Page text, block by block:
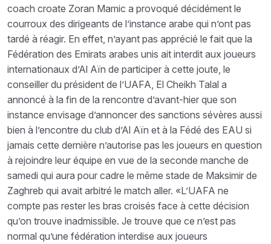
coach croate Zoran Mamic a provoqué décidément le
courroux des dirigeants de l’instance arabe qui n’ont pas
tardé à réagir. En effet, n’ayant pas apprécié le fait que la
Fédération des Emirats arabes unis ait interdit aux joueurs
internationaux d’Al Aïn de participer à cette joute, le
conseiller du président de l’UAFA, El Cheikh Talal a
annoncé à la fin de la rencontre d’avant-hier que son
instance envisage d’annoncer des sanctions sévères aussi
bien à l’encontre du club d’Al Aïn et à la Fédé des EAU si
jamais cette dernière n’autorise pas les joueurs en question
à rejoindre leur équipe en vue de la seconde manche de
samedi qui aura pour cadre le même stade de Maksimir de
Zaghreb qui avait arbitré le match aller. «L’UAFA ne
compte pas rester les bras croisés face à cette décision
qu’on trouve inadmissible. Je trouve que ce n’est pas
normal qu’une fédération interdise aux joueurs